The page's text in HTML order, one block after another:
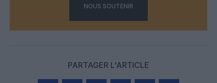
NOUS SOUTENIR
PARTAGER L'ARTICLE